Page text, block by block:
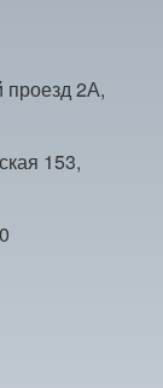
2А,
153,